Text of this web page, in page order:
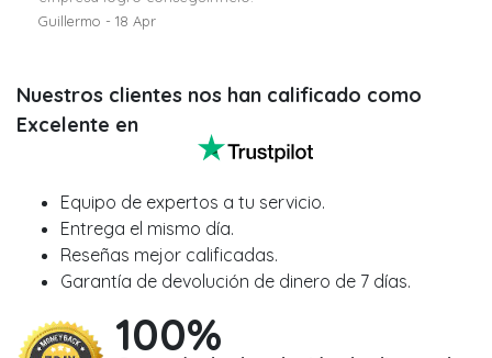
Guillermo - 18 Apr
Nuestros clientes nos han calificado como
Excelente en
Equipo de expertos a tu servicio.
Entrega el mismo día.
Reseñas mejor calificadas.
Garantía de devolución de dinero de 7 días.
100%